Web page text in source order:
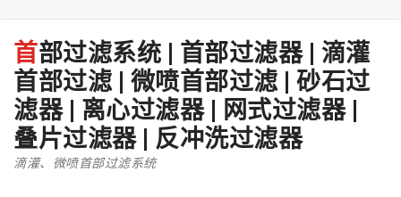
首部过滤系统 | 首部过滤器 | 滴灌
首部过滤 | 微喷首部过滤 | 砂石过
滤器 | 离心过滤器 | 网式过滤器 |
叠片过滤器 | 反冲洗过滤器
滴灌、微喷首部过滤系统